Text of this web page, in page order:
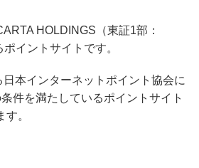
HOLDINGS（東証1部：
イントサイトです。
本インターネットポイント協会に
件を満たしているポイントサイト
。